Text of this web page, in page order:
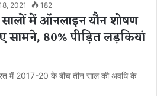
2021 182
सालों में ऑनलाइन यौन शोषण
80% पीड़ित लड़कियां
में 2017-20 के बीच तीन साल की अवधि के